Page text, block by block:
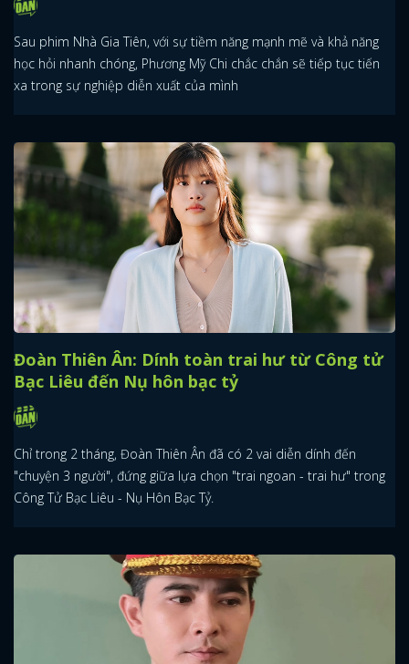
Sau phim Nhà Gia Tiên, với sự tiềm năng mạnh mẽ và khả năng
học hỏi nhanh chóng, Phương Mỹ Chi chắc chắn sẽ tiếp tục tiến
xa trong sự nghiệp diễn xuất của mình
Đoàn Thiên Ân: Dính toàn trai hư từ Công tử
Bạc Liêu đến Nụ hôn bạc tỷ
Chỉ trong 2 tháng, Đoàn Thiên Ân đã có 2 vai diễn dính đến
"chuyện 3 người", đứng giữa lựa chọn "trai ngoan - trai hư" trong
Công Tử Bạc Liêu - Nụ Hôn Bạc Tỷ.